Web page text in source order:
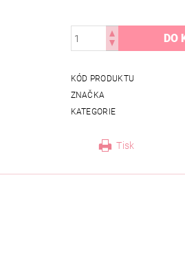
KÓD PRODUKTU
ZNAČKA
KATEGORIE
Tisk